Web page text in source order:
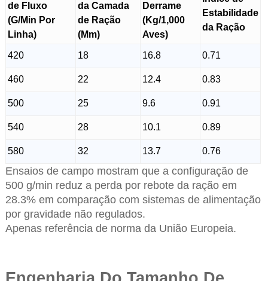
de Fluxo
(G/Min Por
Linha)
da Camada
de Ração
(Mm)
Derrame
(Kg/1,000
Aves)
Estabilidade
da Ração
420 18 16.8 0.71
460 22 12.4 0.83
500 25 9.6 0.91
540 28 10.1 0.89
580 32 13.7 0.76
Ensaios de campo mostram que a configuração de
500 g/min reduz a perda por rebote da ração em
28.3% em comparação com sistemas de alimentação
por gravidade não regulados.
Apenas referência de norma da União Europeia.